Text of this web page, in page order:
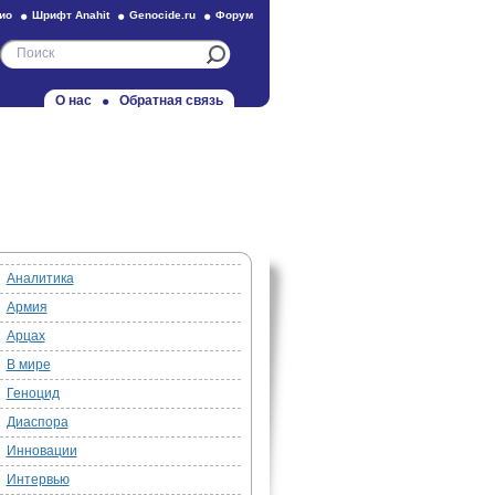
Шрифт Anahit Genocide.ru Форум
О нас Обратная связь
Аналитика
Армия
Арцах
В мире
Геноцид
Диаспора
Инновации
Интервью